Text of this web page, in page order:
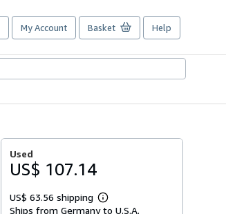
My Account Basket Help
Used
US$ 107.14
US$ 63.56 shipping
Learn
more
Ships from Germany to U.S.A.